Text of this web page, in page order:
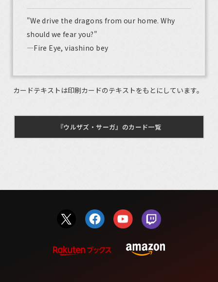
"We drive the dragons from our home. Why
should we fear you?"
—Fire Eye, viashino bey
カードテキストは印刷カードのテキストをもとにしています。
『ウルザズ・サーガ』のカード一覧